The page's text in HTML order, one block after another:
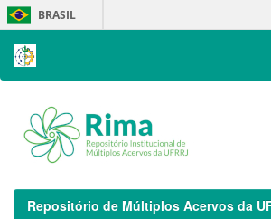
Skip
navigation
BRASIL
Repositório de Múltiplos Acervos da